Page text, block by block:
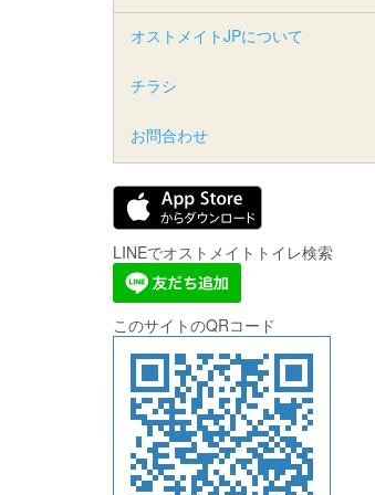
オストメイトJPについて
チラシ
お問合わせ
LINEでオストメイトトイレ検索
このサイトのQRコード